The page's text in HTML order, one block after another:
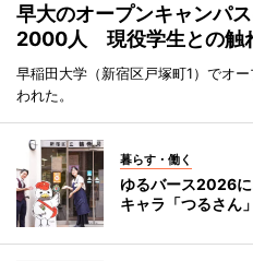
早大のオープンキャンパ
2000人 現役学生との触
早稲田大学（新宿区戸塚町1）でオ
われた。
暮らす・働く
ゆるバース2026
キャラ「つるさん